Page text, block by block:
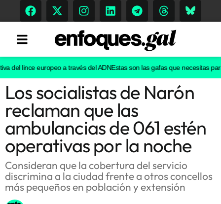
Tendencias
Memoria Histórica
Gastronomía
Escenarios
lince europeo a través del ADNEstas son las gafas que necesitas para
Los socialistas de Narón
reclaman que las
ambulancias de 061 estén
operativas por la noche
Consideran que la cobertura del servicio
discrimina a la ciudad frente a otros concellos
más pequeños en población y extensión